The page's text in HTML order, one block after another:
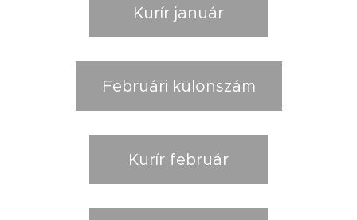
Kurír január
Februári különszám
Kurír február